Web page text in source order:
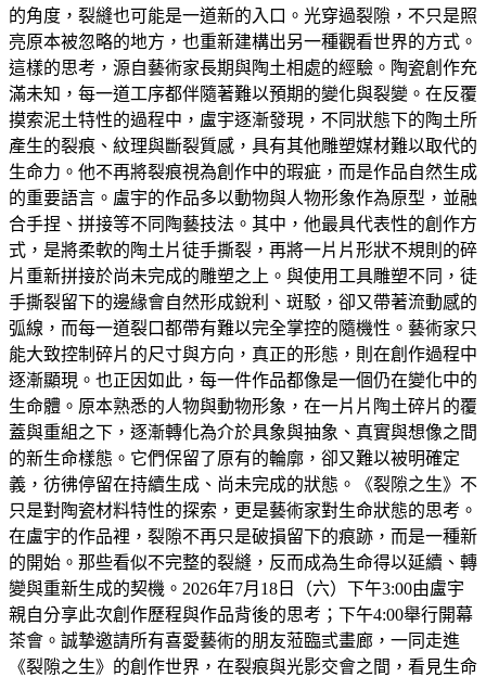
的角度，裂縫也可能是一道新的入口。光穿過裂隙，不只是照
亮原本被忽略的地方，也重新建構出另一種觀看世界的方式。
這樣的思考，源自藝術家長期與陶土相處的經驗。陶瓷創作充
滿未知，每一道工序都伴隨著難以預期的變化與裂變。在反覆
摸索泥土特性的過程中，盧宇逐漸發現，不同狀態下的陶土所
產生的裂痕、紋理與斷裂質感，具有其他雕塑媒材難以取代的
生命力。他不再將裂痕視為創作中的瑕疵，而是作品自然生成
的重要語言。盧宇的作品多以動物與人物形象作為原型，並融
合手捏、拼接等不同陶藝技法。其中，他最具代表性的創作方
式，是將柔軟的陶土片徒手撕裂，再將一片片形狀不規則的碎
片重新拼接於尚未完成的雕塑之上。與使用工具雕塑不同，徒
手撕裂留下的邊緣會自然形成銳利、斑駁，卻又帶著流動感的
弧線，而每一道裂口都帶有難以完全掌控的隨機性。藝術家只
能大致控制碎片的尺寸與方向，真正的形態，則在創作過程中
逐漸顯現。也正因如此，每一件作品都像是一個仍在變化中的
生命體。原本熟悉的人物與動物形象，在一片片陶土碎片的覆
蓋與重組之下，逐漸轉化為介於具象與抽象、真實與想像之間
的新生命樣態。它們保留了原有的輪廓，卻又難以被明確定
義，彷彿停留在持續生成、尚未完成的狀態。《裂隙之生》不
只是對陶瓷材料特性的探索，更是藝術家對生命狀態的思考。
在盧宇的作品裡，裂隙不再只是破損留下的痕跡，而是一種新
的開始。那些看似不完整的裂縫，反而成為生命得以延續、轉
變與重新生成的契機。2026年7月18日（六）下午3:00由盧宇
親自分享此次創作歷程與作品背後的思考；下午4:00舉行開幕
茶會。誠摯邀請所有喜愛藝術的朋友蒞臨弎畫廊，一同走進
《裂隙之生》的創作世界，在裂痕與光影交會之間，看見生命